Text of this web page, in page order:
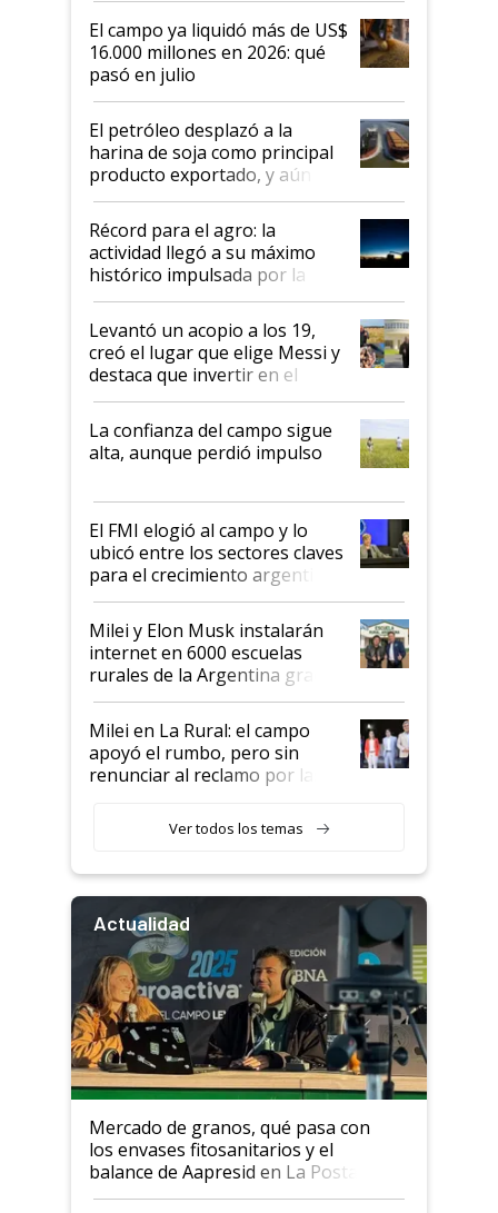
El campo ya liquidó más de US$
16.000 millones en 2026: qué
pasó en julio
El petróleo desplazó a la
harina de soja como principal
producto exportado, y aún así
el agro aportó casi seis de cada
diez dólares y sostuvo el
liderazgo en un semestre
récord
Récord para el agro: la
actividad llegó a su máximo
histórico impulsada por la
cosecha y las exportaciones
Levantó un acopio a los 19,
creó el lugar que elige Messi y
destaca que invertir en el
kirchnerismo era como "darle
plata a un hijo para droga":
Juan Félix Rossetti, el libertario
que de una dura crisis salió
de Milei
La confianza del campo sigue
alta, aunque perdió impulso
El FMI elogió al campo y lo
ubicó entre los sectores claves
para el crecimiento argentino
Milei y Elon Musk instalarán
internet en 6000 escuelas
rurales de la Argentina gracias
a un acuerdo con Starlink
Milei en La Rural: el campo
apoyó el rumbo, pero sin
renunciar al reclamo por las
Ver todos los temas
Actualidad
Mercado de granos, qué pasa con
los envases fitosanitarios y el
balance de Aapresid en La Posta